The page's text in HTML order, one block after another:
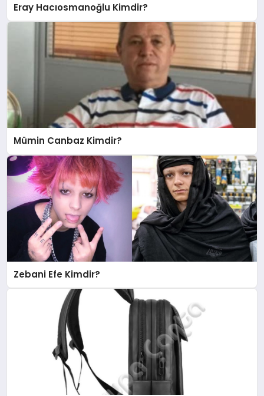
Eray Hacıosmanoğlu Kimdir?
Mümin Canbaz Kimdir?
Zebani Efe Kimdir?